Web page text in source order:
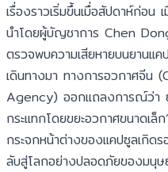
เรื่องราวเริ่มขึ้นเมื่อสัปดาห์ก่อ
นำโดยผู้บัญชาการ Chen
ตรวจพบความเสียหายบนยาน
เดินทางมา ทางการอวกาศจีน
Agency) ออกแถลงการณ์ว่า
กระแทกโดยขยะอวกาศขนาดเ
กระจกหน้าต่างของแคปซูลเกิด
ลับสู่โลกอย่างปลอดภัยของมนุษ